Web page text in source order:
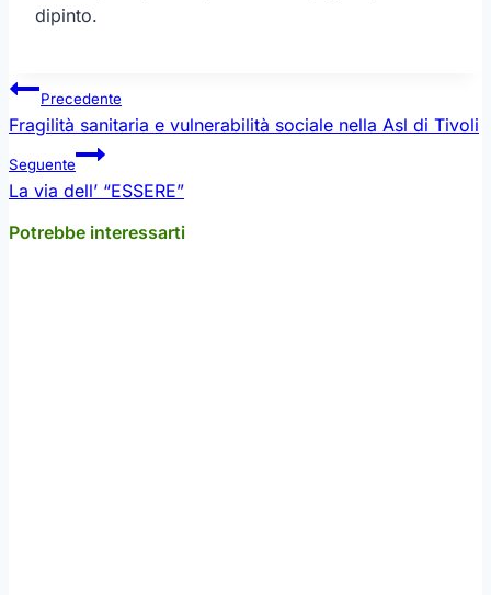
dipinto.
Navigazione
articoli
Precedente
Fragilità sanitaria e vulnerabilità sociale nella Asl di Tivoli
Seguente
La via dell’ “ESSERE”
Potrebbe interessarti